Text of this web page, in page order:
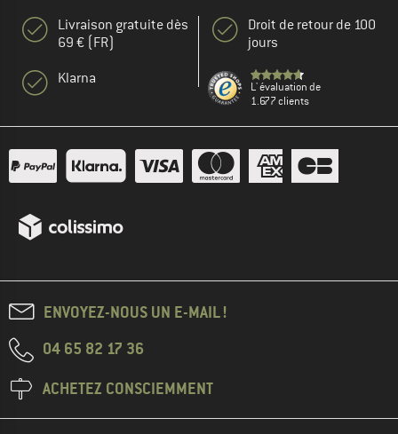
Livraison gratuite dès
69 € (FR)
Klarna
Droit de retour de 100
jours
L' évaluation de
1.677 clients
ENVOYEZ-NOUS UN E-MAIL !
04 65 82 17 36
ACHETEZ CONSCIEMMENT